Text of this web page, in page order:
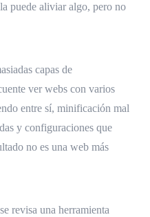
puede aliviar algo, pero no
capas de
ver webs con varios
entre sí, minificación mal
y configuraciones que
no es una web más
revisa una herramienta